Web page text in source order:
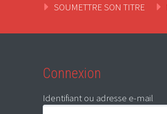
SOUMETTRE SON TITRE
Connexion
Identifiant ou adresse e-mail